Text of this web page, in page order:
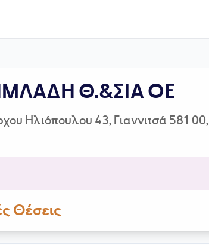
Θ.&ΣΙΑ ΟΕ
Ηλιόπουλου 43, Γιαννιτσά 581 00,
Θέσεις